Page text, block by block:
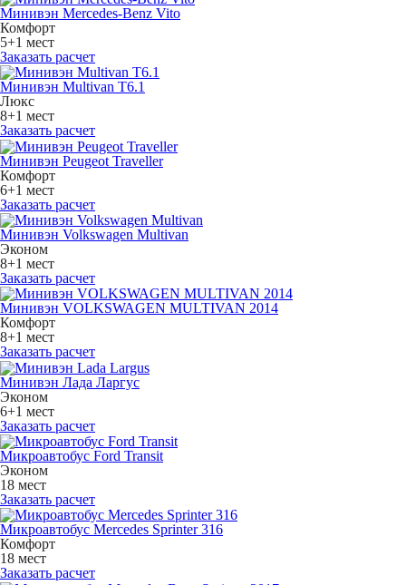
Минивэн Mercedes-Benz Vito
Комфорт
5+1 мест
Заказать расчет
Минивэн Multivan Т6.1
Люкс
8+1 мест
Заказать расчет
Минивэн Peugeot Traveller
Комфорт
6+1 мест
Заказать расчет
Минивэн Volkswagen Multivan
Эконом
8+1 мест
Заказать расчет
Минивэн VOLKSWAGEN MULTIVAN 2014
Комфорт
8+1 мест
Заказать расчет
Минивэн Лада Ларгус
Эконом
6+1 мест
Заказать расчет
Микроавтобус Ford Transit
Эконом
18 мест
Заказать расчет
Микроавтобус Mercedes Sprinter 316
Комфорт
18 мест
Заказать расчет